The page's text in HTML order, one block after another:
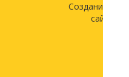
Создание и
сайта —